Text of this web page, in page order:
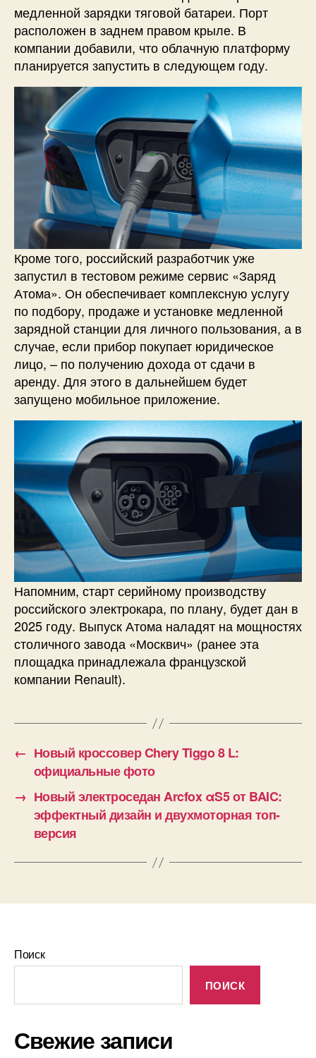
медленной зарядки тяговой батареи. Порт
расположен в заднем правом крыле. В
компании добавили, что облачную платформу
планируется запустить в следующем году.
Кроме того, российский разработчик уже
запустил в тестовом режиме сервис «Заряд
Атома». Он обеспечивает комплексную услугу
по подбору, продаже и установке медленной
зарядной станции для личного пользования, а в
случае, если прибор покупает юридическое
лицо, – по получению дохода от сдачи в
аренду. Для этого в дальнейшем будет
запущено мобильное приложение.
Напомним, старт серийному производству
российского электрокара, по плану, будет дан в
2025 году. Выпуск Атома наладят на мощностях
столичного завода «Москвич» (ранее эта
площадка принадлежала французской
компании Renault).
← Новый кроссовер Chery Tiggo 8 L:
официальные фото
→ Новый электроседан Arcfox αS5 от BAIC:
эффектный дизайн и двухмоторная топ-
версия
Поиск
ПОИСК
Свежие записи